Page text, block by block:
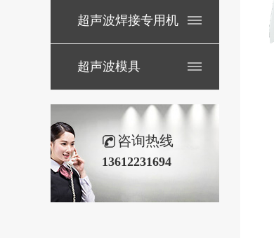
超声波焊接专用机
超声波模具
咨询热线
13612231694